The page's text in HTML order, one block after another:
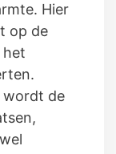
Hier
op de
het
wordt de